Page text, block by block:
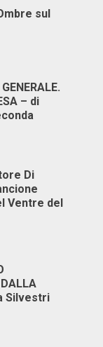
sul
– di
Di
Ventre del
DALLA
Silvestri